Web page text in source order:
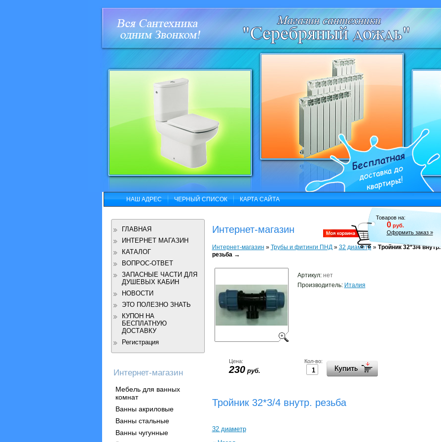
НАШ АДРЕС ЧЕРНЫЙ СПИСОК КАРТА САЙТА
ГЛАВНАЯ
ИНТЕРНЕТ МАГАЗИН
КАТАЛОГ
ВОПРОС-ОТВЕТ
ЗАПАСНЫЕ ЧАСТИ ДЛЯ
ДУШЕВЫХ КАБИН
НОВОСТИ
ЭТО ПОЛЕЗНО ЗНАТЬ
КУПОН НА
БЕСПЛАТНУЮ
ДОСТАВКУ
Регистрация
Интернет-магазин
Мебель для ванных
комнат
Ванны акриловые
Ванны стальные
Ванны чугунные
Товаров на:
0руб.
Оформить заказ »
Интернет-магазин
Интернет-магазин » Трубы и фитинги ПНД» 32 диаметр» Тройник 32*3/4 внутр.
резьба →
Артикул: нет
Производитель: Италия
Кол-во:
Цена:
230руб.
Тройник 32*3/4 внутр. резьба
32 диаметр